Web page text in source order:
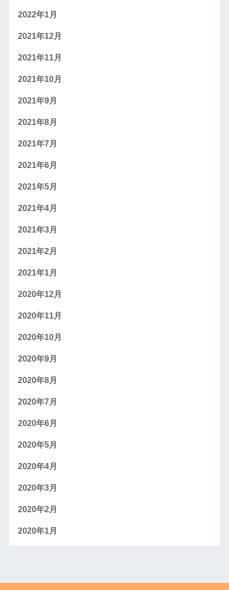
2022年1月
2021年12月
2021年11月
2021年10月
2021年9月
2021年8月
2021年7月
2021年6月
2021年5月
2021年4月
2021年3月
2021年2月
2021年1月
2020年12月
2020年11月
2020年10月
2020年9月
2020年8月
2020年7月
2020年6月
2020年5月
2020年4月
2020年3月
2020年2月
2020年1月